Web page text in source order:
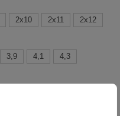
2x10 2x11 2x12
3,9 4,1 4,3